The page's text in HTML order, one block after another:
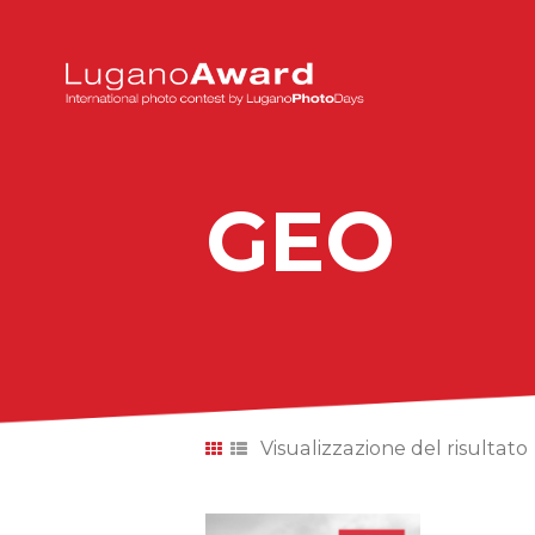
GEO
Visualizzazione del risultato